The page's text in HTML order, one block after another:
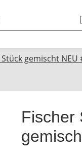
gemischt NEU
Fischer